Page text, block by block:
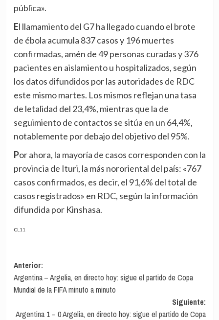
pública».
El llamamiento del G7 ha llegado cuando el brote
de ébola acumula 837 casos y 196 muertes
confirmadas, amén de 49 personas curadas y 376
pacientes en aislamiento u hospitalizados, según
los datos difundidos por las autoridades de RDC
este mismo martes. Los mismos reflejan una tasa
de letalidad del 23,4%, mientras que la de
seguimiento de contactos se sitúa en un 64,4%,
notablemente por debajo del objetivo del 95%.
Por ahora, la mayoría de casos corresponden con la
provincia de Ituri, la más nororiental del país: «767
casos confirmados, es decir, el 91,6% del total de
casos registrados» en RDC, según la información
difundida por Kinshasa.
CL11
Navegación
de
entradas
Anterior:
Argentina – Argelia, en directo hoy: sigue el partido de Copa
Mundial de la FIFA minuto a minuto
Siguiente:
Argentina 1 – 0 Argelia, en directo hoy: sigue el partido de Copa